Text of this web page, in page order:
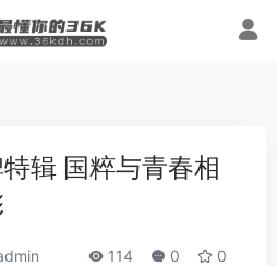
特辑 国粹与青春相
114 0 0